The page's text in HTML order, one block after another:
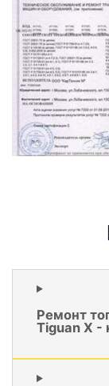
Ремонт
Tiguan X -